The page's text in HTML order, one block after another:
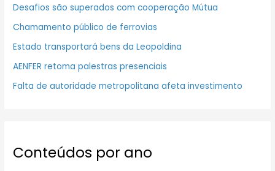
Desafios são superados com cooperação Mútua
Chamamento público de ferrovias
Estado transportará bens da Leopoldina
AENFER retoma palestras presenciais
Falta de autoridade metropolitana afeta investimento
Conteúdos por ano